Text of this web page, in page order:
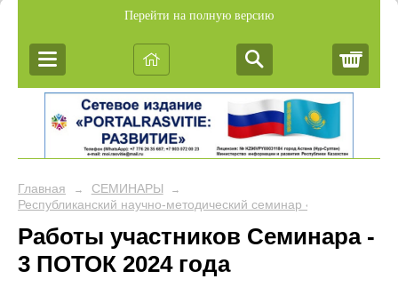
Перейти на полную версию
Главная → СЕМИНАРЫ →
Республиканский научно-методический семинар «Обобщение
Работы участников Семинара -
3 ПОТОК 2024 года